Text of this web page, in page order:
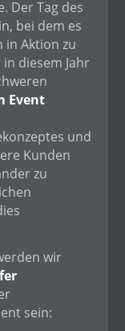
Der Tag des
bei dem es
Aktion zu
diesem Jahr
Event
und
Kunden
zu
wir
sein: